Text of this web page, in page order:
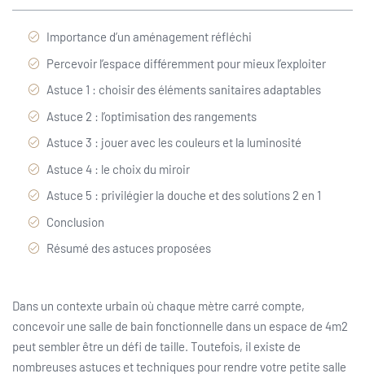
Importance d’un aménagement réfléchi
Percevoir l’espace différemment pour mieux l’exploiter
Astuce 1 : choisir des éléments sanitaires adaptables
Astuce 2 : l’optimisation des rangements
Astuce 3 : jouer avec les couleurs et la luminosité
Astuce 4 : le choix du miroir
Astuce 5 : privilégier la douche et des solutions 2 en 1
Conclusion
Résumé des astuces proposées
Dans un contexte urbain où chaque mètre carré compte,
concevoir une salle de bain fonctionnelle dans un espace de 4m2
peut sembler être un défi de taille. Toutefois, il existe de
nombreuses astuces et techniques pour rendre votre petite salle